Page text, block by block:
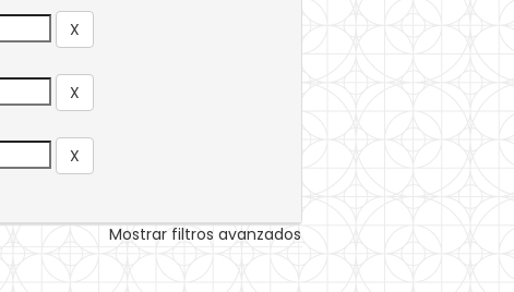
Mostrar filtros avanzados